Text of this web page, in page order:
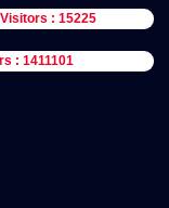
: 15225
: 1411101